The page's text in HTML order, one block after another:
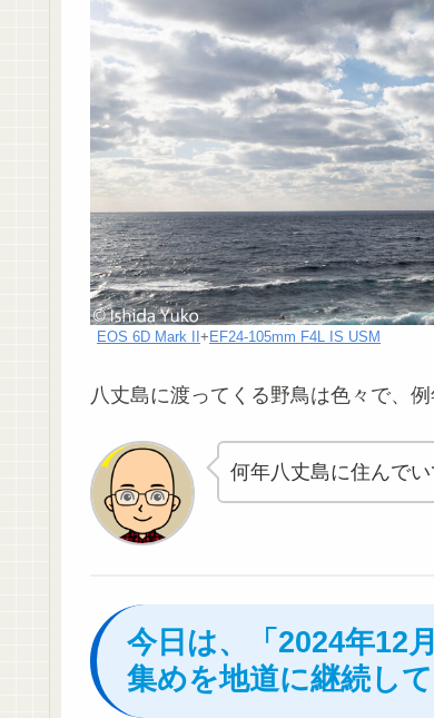
EOS 6D Mark II + EF24-105mm F4L IS USM
八丈島に渡ってくる野鳥は色々で、
何年八丈島に住んで
今日は、「2024年12
集めを地道に継続し